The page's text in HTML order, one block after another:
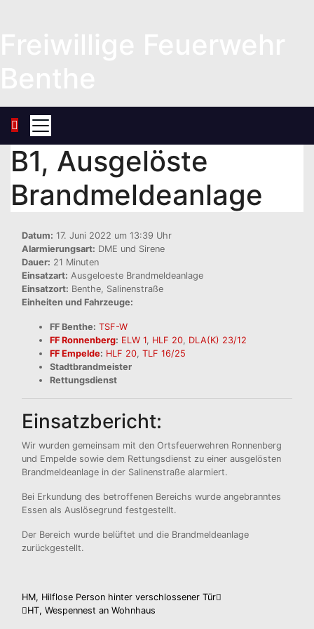
B1, Ausgelöste
Brandmeldeanlage
Datum: 17. Juni 2022 um 13:39 Uhr
Alarmierungsart: DME und Sirene
Dauer: 21 Minuten
Einsatzart: Ausgeloeste Brandmeldeanlage
Einsatzort: Benthe, Salinenstraße
Einheiten und Fahrzeuge:
FF Benthe: TSF-W
FF Ronnenberg: ELW 1, HLF 20, DLA(K) 23/12
FF Empelde: HLF 20, TLF 16/25
Stadtbrandmeister
Rettungsdienst
Einsatzbericht:
Wir wurden gemeinsam mit den Ortsfeuerwehren Ronnenberg
und Empelde sowie dem Rettungsdienst zu einer ausgelösten
Brandmeldeanlage in der Salinenstraße alarmiert.
Bei Erkundung des betroffenen Bereichs wurde angebranntes
Essen als Auslösegrund festgestellt.
Der Bereich wurde belüftet und die Brandmeldeanlage
zurückgestellt.
Beitragsnavigation
HM, Hilflose Person hinter verschlossener Tür
HT, Wespennest an Wohnhaus